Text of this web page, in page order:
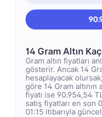
14 Gram Altın
Gram altın fiyatları
gösterir. Ancak 14
hesaplayacak
göre 14 Gram altının
fiyatı ise 90.954,54
satış fiyatları en
01:15 itibarıyla